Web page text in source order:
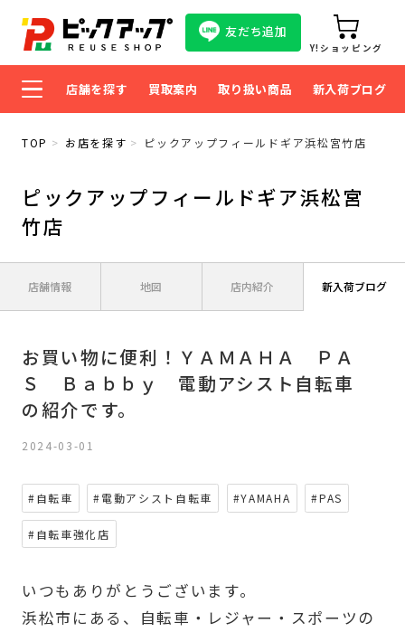
友だち追加
Y!ショッピング
店舗を探す 買取案内 取り扱い商品 新入荷ブログ
TOP お店を探す ピックアップフィールドギア浜松宮竹店
ピックアップフィールドギア浜松宮
竹店
店舗情報 地図 店内紹介 新入荷ブログ
お買い物に便利！ＹＡＭＡＨＡ ＰＡ
Ｓ Ｂａｂｂｙ 電動アシスト自転車
の紹介です。
2024-03-01
#自転車 #電動アシスト自転車 #YAMAHA #PAS
#自転車強化店
いつもありがとうございます。
浜松市にある、自転車・レジャー・スポーツの